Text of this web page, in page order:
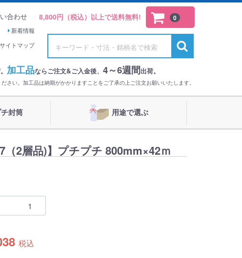
合わせ 0
8,800円（税込）以上で送料無料!
新着情報
サイトマップ
加工品ならご注文&ご入金後、 4～6週間出荷。
い。加工品は納期がかかりますことをご了承の上ご注文お願いいたします。
封筒 用途で選ぶ
（2層品)】プチプチ 800mm×42ｍ
税込